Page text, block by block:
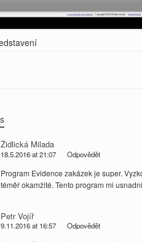
Židlická Milada
18.5.2016 at 21:07 Odpovědět
Program Evidence zakázek je super.
téměř okamžité. Tento program mi
Petr Vojíř
9.11.2016 at 16:57 Odpovědět